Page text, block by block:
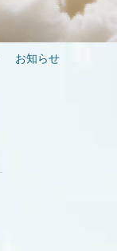
お知らせ